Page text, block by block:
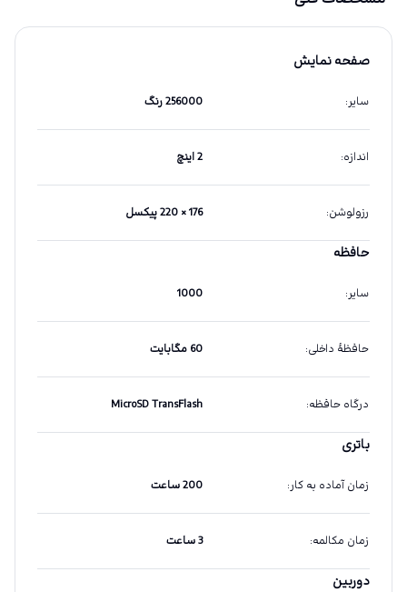
صفحه نمایش
سایر: 256000 رنگ
اندازه: 2 اینچ
رزولوشن: 176 × 220 پیکسل
حافظه
سایر:
1000
حافظهٔ داخلی: 60 مگابایت
درگاه حافظه:
MicroSD TransFlash
باتری
زمان آماده به کار: 200 ساعت
زمان مکالمه: 3 ساعت
دوربین